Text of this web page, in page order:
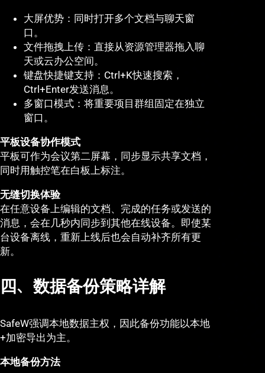
大屏优势：同时打开多个文档与聊天窗
口。
文件拖拽上传：直接从资源管理器拖入聊
天或云办公空间。
键盘快捷键支持：Ctrl+K快速搜索，
Ctrl+Enter发送消息。
多窗口模式：将重要项目群组固定在独立
窗口。
平板设备协作模式
平板可作为会议第二屏幕，同步显示共享文档，
同时用触控笔在白板上标注。
无缝切换体验
在任意设备上编辑的文档、完成的任务或发送的
消息，会在几秒内同步到其他在线设备。即使某
台设备离线，重新上线后也会自动补齐所有更
新。
四、数据备份策略详解
SafeW强调本地数据主权，因此备份功能以本地
+加密导出为主。
本地备份方法